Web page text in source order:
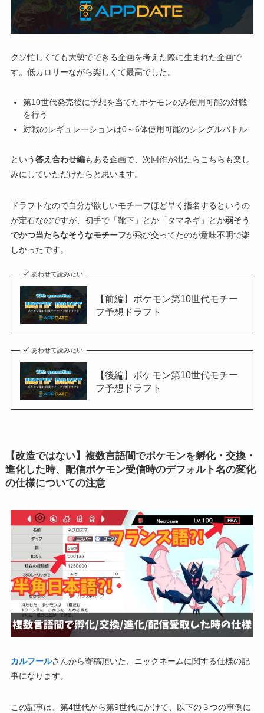
クソ忙しくても大勢でできる企画を考えた際に生まれた企画で
す。低カロリーながら楽しくて最高でした。
第10世代発売後に予想を当てたポケモンのみ使用可能の対戦
を行う
対戦のレギュレーションは0～6体使用可能のシングルバトル
という答え合わせ編もある企画で、次回作が出たらこちらも楽し
みにしていただけたらと思います。
ドラフトなので自分が欲しいモチーフほど早く指名するというの
が定石なのですが、初手で「靴下」とか「タマネギ」とか弱そう
でかつ当たらなそうなモチーフが飛び交ってたのが意味不明で楽
しかったです。
あわせて読みたい
【前編】ポケモン第10世代モチー
フ予想ドラフト
あわせて読みたい
【後編】ポケモン第10世代モチー
フ予想ドラフト
【改造ではない】複数言語間でポケモンを孵化・交換・
進化した時、配信ポケモン受信時のデフォルト名の変化
の仕様についての注意
カルフールさんから寄稿頂いた、ニックネームに関する仕様の記
事になります。
この記事は、第4世代から第9世代にかけて、以下の３つの事例に